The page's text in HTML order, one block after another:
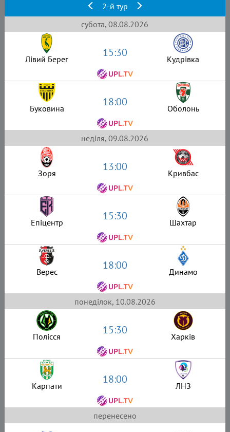
2-й тур
субота, 08.08.2026
Лівий Берег 15:30 Кудрівка
Буковина 18:00 Оболонь
неділя, 09.08.2026
Зоря 13:00 Кривбас
Епіцентр 15:30 Шахтар
Верес 18:00 Динамо
понеділок, 10.08.2026
Полісся 15:30 Харків
Карпати 18:00 ЛНЗ
перенесено